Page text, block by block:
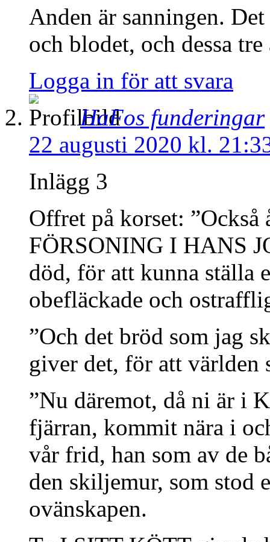
Anden är sanningen.
och blodet, och dessa
Logga in för att svara
HaFos funderingar
22 augusti 2020 kl.
Inlägg 3
Offret på korset:
FÖRSONING I HANS
död, för att kunna ställa
obefläckade och
”Och det bröd som jag
giver det, för att världen
”Nu däremot, då ni är i
fjärran, kommit nära i
vår frid, han som av de
den skiljemur, som stod
ovänskapen.